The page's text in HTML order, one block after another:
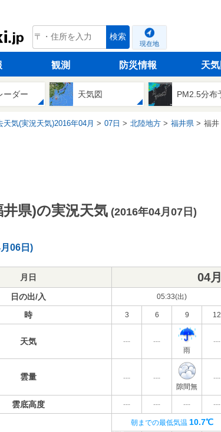
tenki.jp 検索
現在地
観測 防災情報 天気
ーダー 天気図 PM2.5分布
天気(実況天気)2016年04月 07日 北陸地方 福井県 福井
県)の実況天気 (2016年04月07日)
06日)
月日 04
日の出/入 05:33(出)
時 3 6 9 12
天気 ---
---
雨
---
雲量 ---
---
隙間無
---
雲底高度 --- --- --- ---
朝までの最低気温 10.7℃